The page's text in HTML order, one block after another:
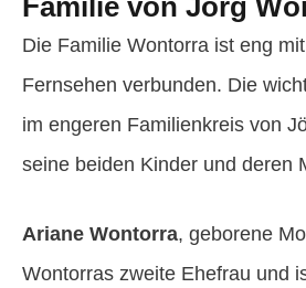
Familie von Jörg
Die Familie Wontorra ist eng
Fernsehen verbunden. Die
im engeren Familienkreis von
seine beiden Kinder und deren
Ariane Wontorra, geborene
Wontorras zweite Ehefrau und